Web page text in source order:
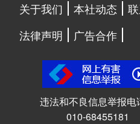
关于我们 本社动态
法律声明
广告合作
违法和不良信息举报电
010-68455181